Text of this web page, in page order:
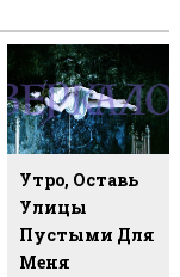
Утро, Оставь
Улицы
Пустыми Для
Меня